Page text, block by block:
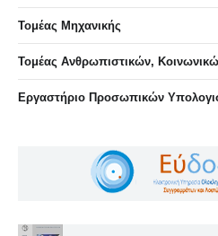
Τομέας Μηχανικής
Τομέας Ανθρωπιστικών,
Eργαστήριo Προσωπικών